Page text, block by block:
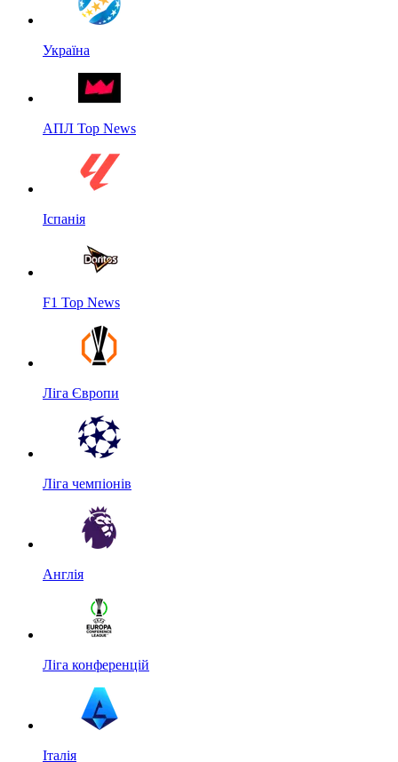
Україна
АПЛ Top News
Іспанія
F1 Top News
Ліга Європи
Ліга чемпіонів
Англія
Ліга конференцій
Італія